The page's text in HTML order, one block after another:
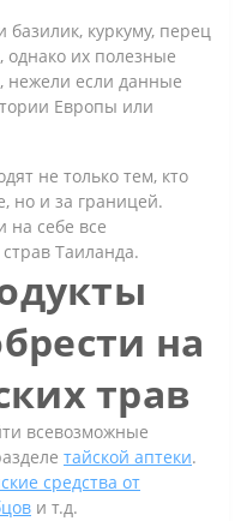
куркуму, перец
однако их полезные
нежели если данные
Европы или
не только тем, кто
но и за границей.
на себе все
Таиланда.
на
трав
всевозможные
тайской аптеки.
средства от
и т.д.